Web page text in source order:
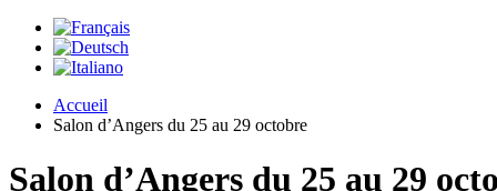
Accueil
Salon d’Angers du 25 au 29 octobre
Salon d’Angers du 25 au 29